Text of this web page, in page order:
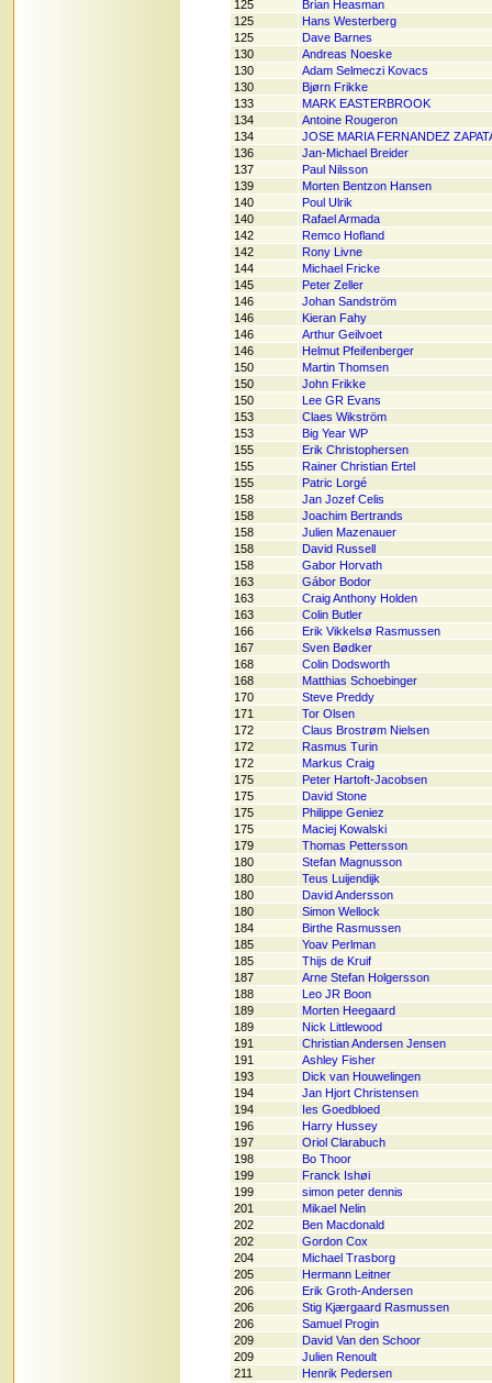
125
Brian Heasman
125
Hans Westerberg
125
Dave Barnes
130
Andreas Noeske
130
Adam Selmeczi Kovacs
130
Bjørn Frikke
133
MARK EASTERBROOK
134
Antoine Rougeron
134
JOSE MARIA FERNANDEZ
136
Jan-Michael Breider
137
Paul Nilsson
139
Morten Bentzon Hansen
140
Poul Ulrik
140
Rafael Armada
142
Remco Hofland
142
Rony Livne
144
Michael Fricke
145
Peter Zeller
146
Johan Sandström
146
Kieran Fahy
146
Arthur Geilvoet
146
Helmut Pfeifenberger
150
Martin Thomsen
150
John Frikke
150
Lee GR Evans
153
Claes Wikström
153
Big Year WP
155
Erik Christophersen
155
Rainer Christian Ertel
155
Patric Lorgé
158
Jan Jozef Celis
158
Joachim Bertrands
158
Julien Mazenauer
158
David Russell
158
Gabor Horvath
163
Gábor Bodor
163
Craig Anthony Holden
163
Colin Butler
166
Erik Vikkelsø Rasmussen
167
Sven Bødker
168
Colin Dodsworth
168
Matthias Schoebinger
170
Steve Preddy
171
Tor Olsen
172
Claus Brostrøm Nielsen
172
Rasmus Turin
172
Markus Craig
175
Peter Hartoft-Jacobsen
175
David Stone
175
Philippe Geniez
175
Maciej Kowalski
179
Thomas Pettersson
180
Stefan Magnusson
180
Teus Luijendijk
180
David Andersson
180
Simon Wellock
184
Birthe Rasmussen
185
Yoav Perlman
185
Thijs de Kruif
187
Arne Stefan Holgersson
188
Leo JR Boon
189
Morten Heegaard
189
Nick Littlewood
191
Christian Andersen Jensen
191
Ashley Fisher
193
Dick van Houwelingen
194
Jan Hjort Christensen
194
Ies Goedbloed
196
Harry Hussey
197
Oriol Clarabuch
198
Bo Thoor
199
Franck Ishøi
199
simon peter dennis
201
Mikael Nelin
202
Ben Macdonald
202
Gordon Cox
204
Michael Trasborg
205
Hermann Leitner
206
Erik Groth-Andersen
206
Stig Kjærgaard Rasmussen
206
Samuel Progin
209
David Van den Schoor
209
Julien Renoult
211
Henrik Pedersen